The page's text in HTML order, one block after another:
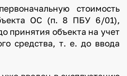
стоимость
ОС (п. 8 ПБУ 6/01),
принятия объекта на учет
средства, т. е. до ввода